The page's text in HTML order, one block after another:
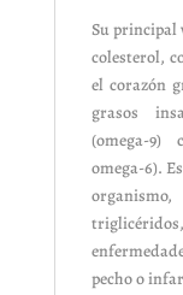
Su principal
colesterol,
el corazón
grasos
(omega-9)
omega-6).
pecho o